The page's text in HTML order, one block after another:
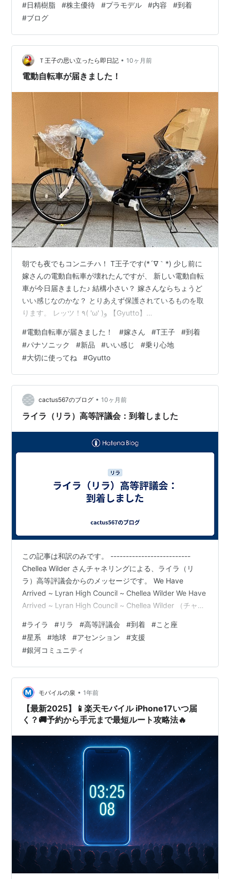
もいます。 優待の権利月は毎年3月末の年に1回です。昨
年(2024年)までは 長野県 および 本社のある坂城町の特
産品が贈られていましたが 2025年より優待内容が変更と
なり 自社のオリジナルプラモデルとなりました。 実は
私も 長野県の特産品が目当てで 優待変更により 株価…
#日精樹脂 #株主優待 #プラモデル #内容 #到着
#ブログ
Ｔ王子の思い立ったら即日記 • 10ヶ月前
電動自転車が届きました！
朝でも夜でもコンニチハ！ T王子です(*´∇｀*) 少し前に
嫁さんの電動自転車が壊れたんですが、 新しい電動自転
車が今日届きました♪ 結構小さい？ 嫁さんならちょうど
いい感じなのかな？ とりあえず保護されているものを取
ります。 レッツ！٩( 'ω' )و 【Gyutto】
いいですな！ ･:*+.\（＾Д＾）/.:+ 帰ったら嫁さんに乗り
心地を聞いてみよ。 大切に使ってね♪ では×2
#電動自転車が届きました！ #嫁さん #T王子 #到着
#パナソニック #新品 #いい感じ #乗り心地
#大切に使ってね #Gyutto
cactus567のブログ • 10ヶ月前
ライラ（リラ）高等評議会：到着しました
この記事は和訳のみです。 --------------------------
Chellea Wilder さんチャネリングによる、ライラ（リ
ラ）高等評議会からのメッセージです。 We Have
Arrived ~ Lyran High Council ~ Chellea Wilder We Have
Arrived ~ Lyran High Council ~ Chellea Wilder （チャネ
ん。 ------------- チャネラーからのメッセージ----------
----- 愛する光の家族よ、祝福を。 私は最近、こ…
#ライラ #リラ #高等評議会 #到着 #こと座
#星系 #地球 #アセンション #支援
#銀河コミュニティ
モバイルの泉 • 1年前
【最新2025】📱楽天モバイル iPhone17いつ届
く？🚚予約から手元まで最短ルート攻略法🔥